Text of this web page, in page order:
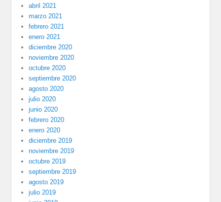
abril 2021
marzo 2021
febrero 2021
enero 2021
diciembre 2020
noviembre 2020
octubre 2020
septiembre 2020
agosto 2020
julio 2020
junio 2020
febrero 2020
enero 2020
diciembre 2019
noviembre 2019
octubre 2019
septiembre 2019
agosto 2019
julio 2019